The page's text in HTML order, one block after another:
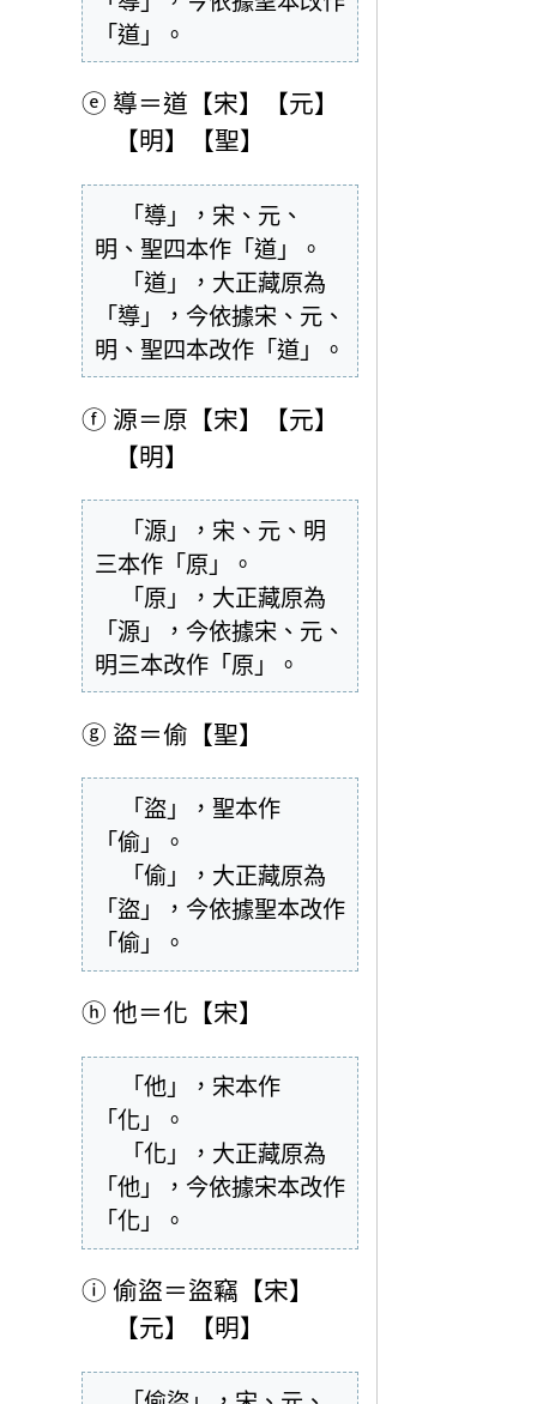
「道」。
ⓔ 導＝道【宋】【元】
【明】【聖】
明、聖四本作「道」。
「導」，今依據宋、元、
明、聖四本改作「道」。
ⓕ 源＝原【宋】【元】
【明】
三本作「原」。
「源」，今依據宋、元、
明三本改作「原」。
ⓖ 盜＝偷【聖】
「偷」。
「盜」，今依據聖本改作
「偷」。
ⓗ 他＝化【宋】
「化」。
「他」，今依據宋本改作
「化」。
ⓘ 偷盜＝盜竊【宋】
【元】【明】